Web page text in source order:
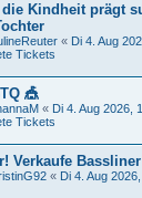
Kindheit prägt
« Di 4. Aug
Tickets
🎪
« Di 4. Aug 2026,
Tickets
Verkaufe
« Di 4. Aug